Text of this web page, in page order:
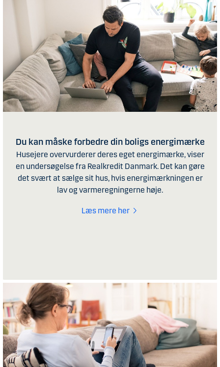
Du kan måske forbedre din boligs energimærke
Husejere overvurderer deres eget energimærke, viser
en undersøgelse fra Realkredit Danmark. Det kan gøre
det svært at sælge sit hus, hvis energimærkningen er
lav og varmeregningerne høje.
Læs mere her